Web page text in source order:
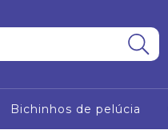
Bichinhos de pelúcia